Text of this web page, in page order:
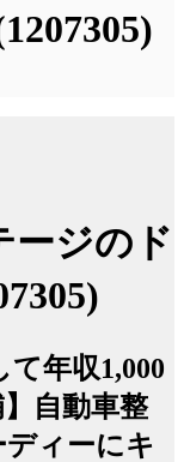
ージのド
年収1,000
自動車整
ィーにキ